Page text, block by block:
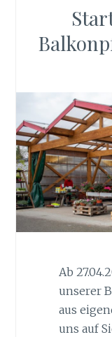
Ab
unserer
aus
uns auf